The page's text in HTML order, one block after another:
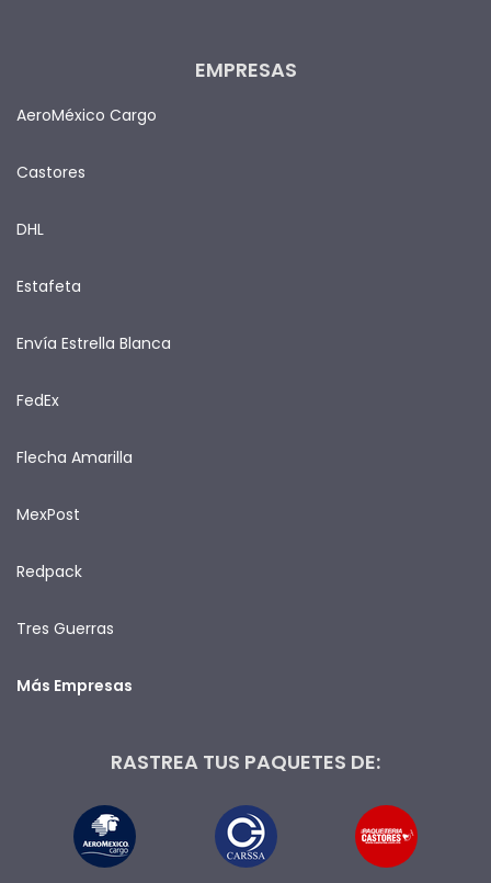
EMPRESAS
AeroMéxico Cargo
Castores
DHL
Estafeta
Envía Estrella Blanca
FedEx
Flecha Amarilla
MexPost
Redpack
Tres Guerras
Más Empresas
RASTREA TUS PAQUETES DE: